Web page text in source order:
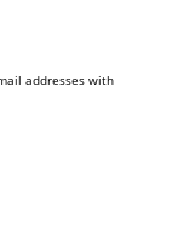
addresses with